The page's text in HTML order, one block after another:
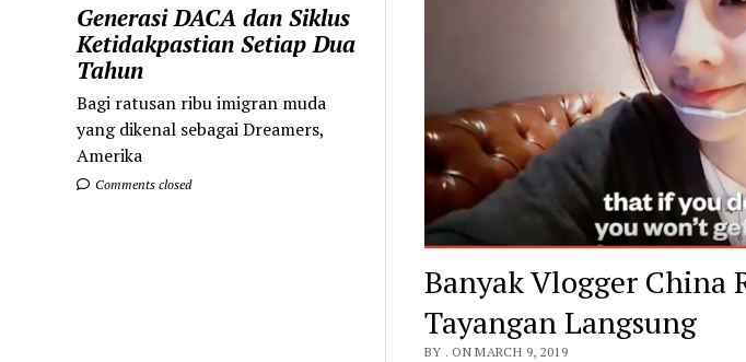
Generasi DACA dan Siklus
Ketidakpastian Setiap Dua
Tahun
Bagi ratusan ribu imigran muda
yang dikenal sebagai Dreamers,
Amerika
Comments closed
Banyak Vlogger China
Tayangan Langsung
BY . ON MARCH 9, 2019